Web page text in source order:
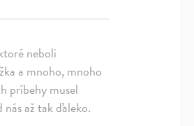
neboli
a mnoho, mnoho
príbehy musel
až tak ďaleko.